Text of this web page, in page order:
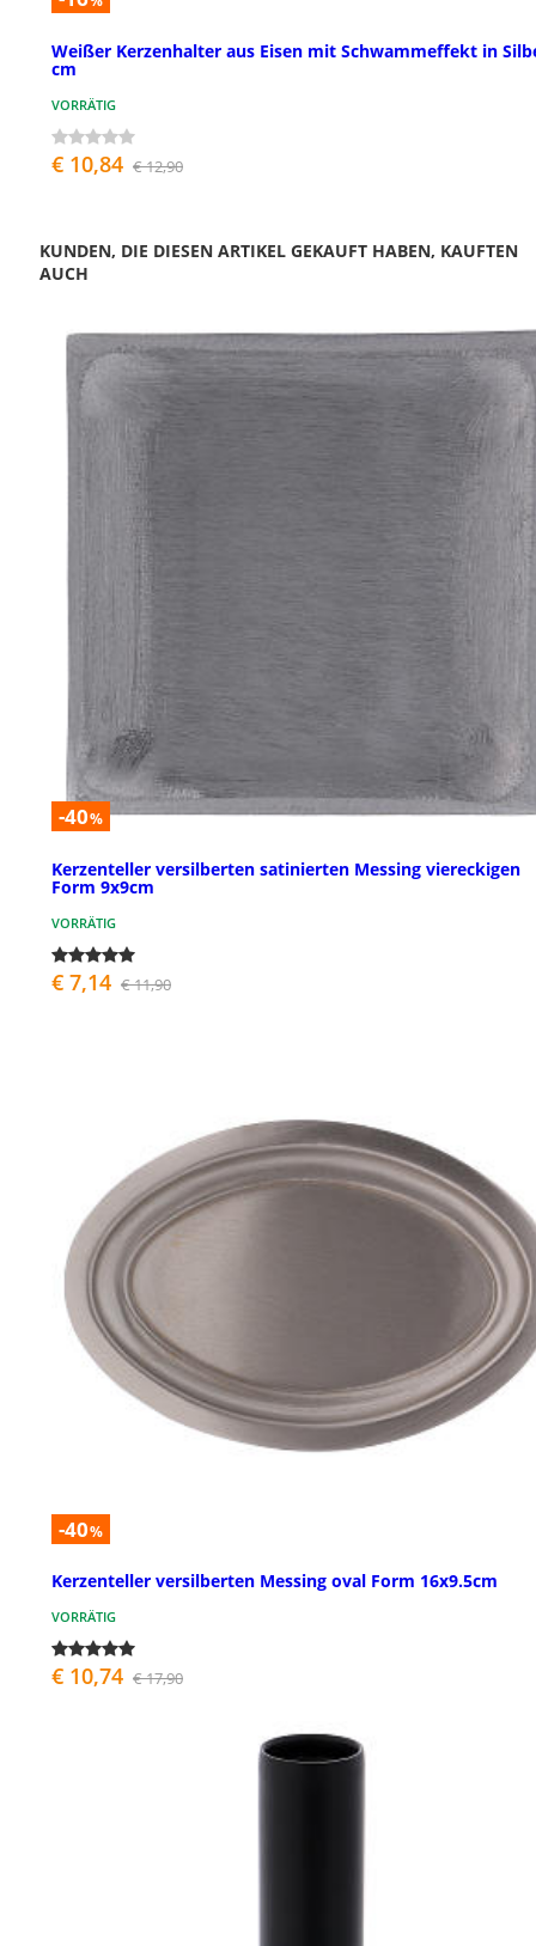
Weißer Kerzenhalter aus Eisen mit Schwammeffekt in
cm
VORRÄTIG
€ 10,84 € 12,90
KUNDEN, DIE DIESEN ARTIKEL GEKAUFT HABEN, KAUFTEN
AUCH
-40%
Kerzenteller versilberten satinierten Messing viereckigen
Form 9x9cm
VORRÄTIG
€ 7,14 € 11,90
-40%
Kerzenteller versilberten Messing oval Form 16x9.5cm
VORRÄTIG
€ 10,74 € 17,90